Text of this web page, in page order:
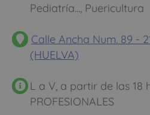
Pediatría..., Puericultura
Calle Ancha Num. 89 -
(HUELVA)
L a V, a partir de las 18
PROFESIONALES